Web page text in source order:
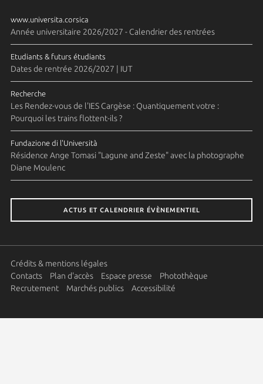
www.universita.corsica
Année universitaire 2026/2027 - Calendrier des rentrées
Etudiants & futurs étudiants
Dates de rentrée 2026/2027 | IUT
Recherche
Les Rendez-vous de l'IES Cargèse : Quantiquement votre :
Pourquoi les trains flottent-ils ?
Fundazione di l'Università
Résidence Ange Tomasi "Lagune and Zeste" avec la photographe
Diane Moulenc
ACTUS ET CALENDRIER ÉVÈNEMENTIEL
Crédits & mentions légales
Contacts
Plan d'accès Espace presse
Photothèque
Recrutement
Marchés publics Accessibilité